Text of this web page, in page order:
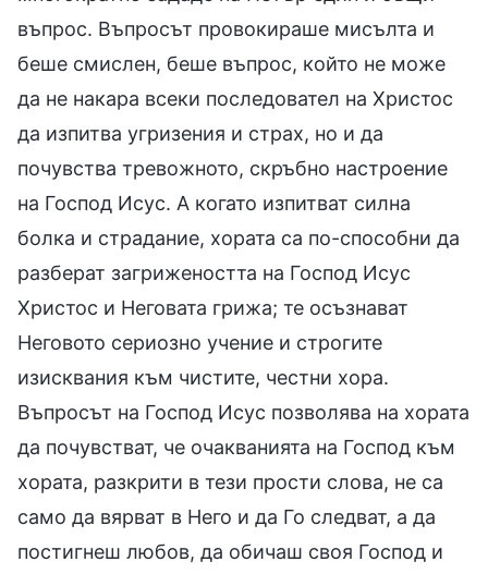
въпрос. Въпросът провокираше мисълта и
беше смислен, беше въпрос, който не може
да не накара всеки последовател на Христос
да изпитва угризения и страх, но и да
почувства тревожното, скръбно настроение
на Господ Исус. А когато изпитват силна
болка и страдание, хората са по-способни да
разберат загрижеността на Господ Исус
Христос и Неговата грижа; те осъзнават
Неговото сериозно учение и строгите
изисквания към чистите, честни хора.
Въпросът на Господ Исус позволява на хората
да почувстват, че очакванията на Господ към
хората, разкрити в тези прости слова, не са
само да вярват в Него и да Го следват, а да
постигнеш любов, да обичаш своя Господ и